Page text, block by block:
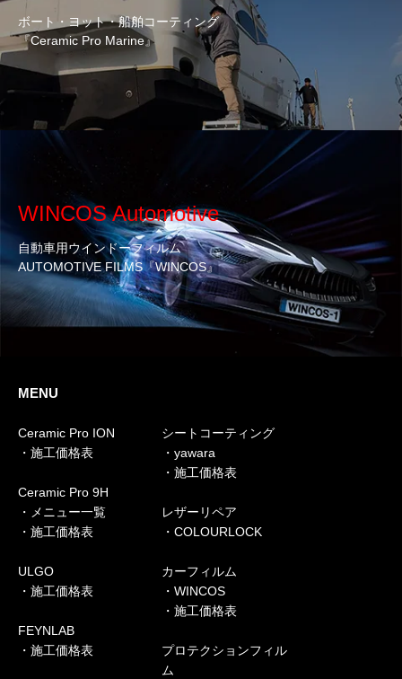
ボート・ヨット・船舶コーティング
『Ceramic Pro Marine』
WINCOS Automotive
自動車用ウインドーフィルム
AUTOMOTIVE FILMS『WINCOS』
MENU
Ceramic Pro ION
・施工価格表
Ceramic Pro 9H
・メニュー一覧
・施工価格表
ULGO
・施工価格表
FEYNLAB
・施工価格表
シートコーティング
・yawara
・施工価格表
レザーリペア
・COLOURLOCK
カーフィルム
・WINCOS
・施工価格表
プロテクションフィル
ム